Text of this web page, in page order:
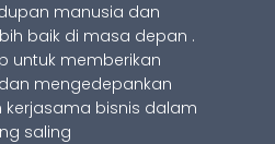
manusia dan
baik di masa depan .
untuk memberikan
mengedepankan
bisnis dalam
saling